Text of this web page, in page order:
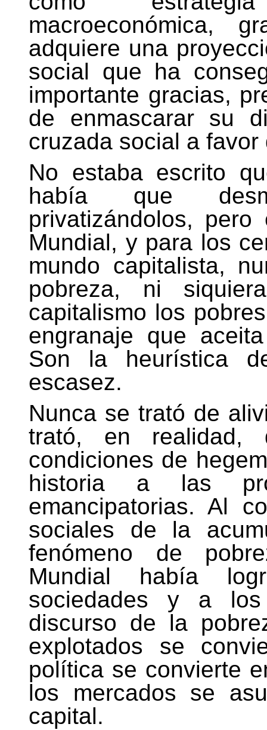
macroeconómica,
adquiere una
social que ha
importante gracias,
de enmascarar su
cruzada social a
No estaba escrito
había que
privatizándolos,
Mundial, y para los
mundo capitalista,
pobreza, ni
capitalismo los
engranaje que
Son la heurística
escasez.
Nunca se trató de
trató, en
condiciones de
historia a las
emancipatorias. Al
sociales de la
fenómeno de
Mundial había
sociedades y a los
discurso de la
explotados se
política se convierte
los mercados se
capital.